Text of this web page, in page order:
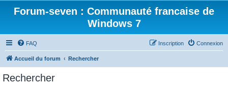
Forum-seven : Communauté francaise de
Windows 7
FAQ Connexion
Inscription
Accueil du forum Rechercher
Rechercher